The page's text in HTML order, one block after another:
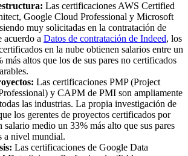
Las certificaciones AWS Certified
Google Cloud Professional y Microsoft
muy solicitadas en la contratación de
acuerdo a Datos de contratación de Indeed, los
en la nube obtienen salarios entre un
más altos que los de sus pares no certificados
Las certificaciones PMP (Project
y CAPM de PMI son ampliamente
las industrias. La propia investigación de
los gerentes de proyectos certificados por
salario medio un 33% más alto que sus pares
a nivel mundial.
Las certificaciones de Google Data